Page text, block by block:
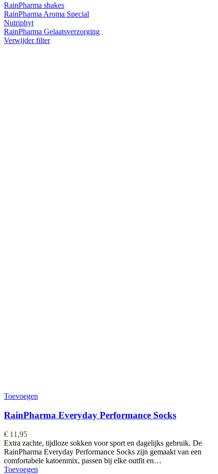
RainPharma shakes
RainPharma Aroma Special
Nutriphyt
RainPharma Gelaatsverzorging
Verwijder filter
Toevoegen
RainPharma Everyday Performance Socks
€ 11,95
Extra zachte, tijdloze sokken voor sport en dagelijks gebruik. De
RainPharma Everyday Performance Socks zijn gemaakt van een
comfortabele katoenmix, passen bij elke outfit en…
Toevoegen